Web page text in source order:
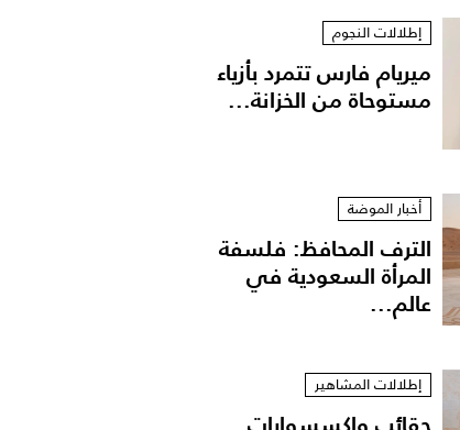
إطلالات النجوم
ميريام فارس تتمرد بأزياء
مستوحاة من الخزانة...
أخبار الموضة
الترف المحافظ: فلسفة
المرأة السعودية في
عالم...
إطلالات المشاهير